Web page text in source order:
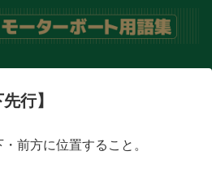
行】
前方に位置すること。